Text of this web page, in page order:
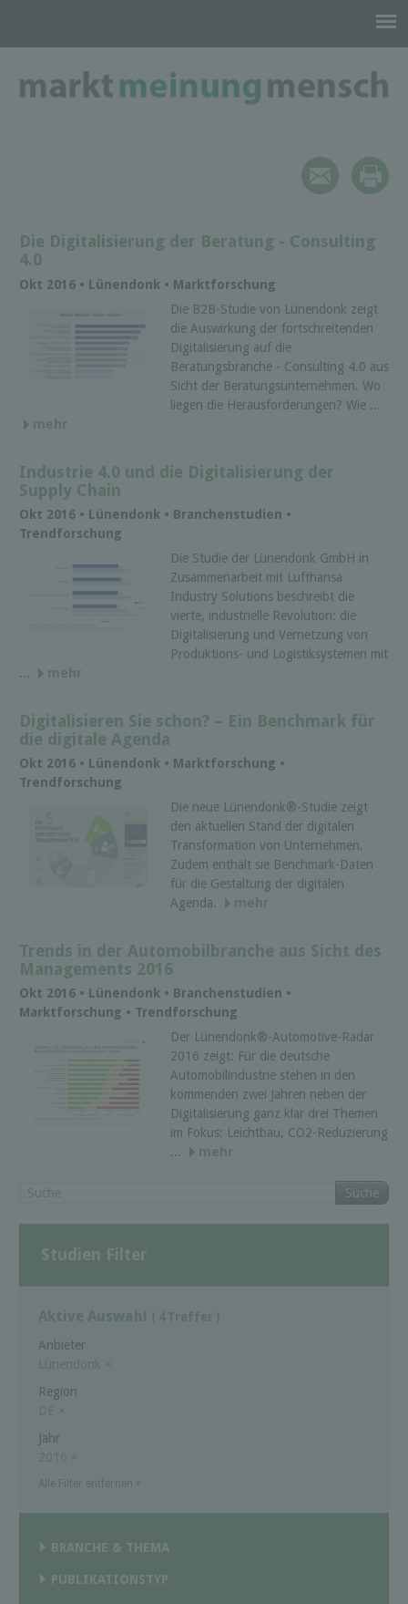
Die Digitalisierung der Beratung - Consulting
4.0
Okt 2016 • Lünendonk • Marktforschung
Die B2B-Studie von Lünendonk zeigt
die Auswirkung der fortschreitenden
Digitalisierung auf die
Beratungsbranche - Consulting 4.0 aus
Sicht der Beratungsunternehmen. Wo
liegen die Herausforderungen? Wie ...
mehr
Industrie 4.0 und die Digitalisierung der
Supply Chain
Okt 2016 • Lünendonk • Branchenstudien •
Trendforschung
Die Studie der Lünendonk GmbH in
Zusammenarbeit mit Lufthansa
Industry Solutions beschreibt die
vierte, industrielle Revolution: die
Digitalisierung und Vernetzung von
Produktions- und Logistiksystemen mit
...
mehr
Digitalisieren Sie schon? – Ein Benchmark für
die digitale Agenda
Okt 2016 • Lünendonk • Marktforschung •
Trendforschung
Die neue Lünendonk®-Studie zeigt
den aktuellen Stand der digitalen
Transformation von Unternehmen.
Zudem enthält sie Benchmark-Daten
für die Gestaltung der digitalen
Agenda.
mehr
Trends in der Automobilbranche aus Sicht des
Managements 2016
Okt 2016 • Lünendonk • Branchenstudien •
Marktforschung • Trendforschung
Der Lünendonk®-Automotive-Radar
2016 zeigt: Für die deutsche
Automobilindustrie stehen in den
kommenden zwei Jahren neben der
Digitalisierung ganz klar drei Themen
im Fokus: Leichtbau, CO2-Reduzierung
...
mehr
Suche
Studien Filter
Aktive Auswahl ( 4 Treffer )
Anbieter
Lünendonk ×
Region
DE ×
Jahr
2016 ×
BRANCHE & THEMA
PUBLIKATIONSTYP